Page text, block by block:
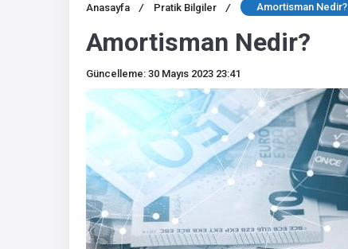
Anasayfa / Pratik Bilgiler / Amortisman Nedir?
Amortisman Nedir?
Güncelleme: 30 Mayıs 2023 23:41